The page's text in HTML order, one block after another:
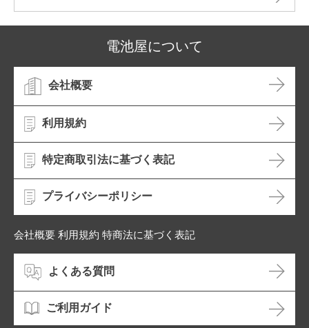
電池屋について
会社概要
利用規約
特定商取引法に基づく表記
プライバシーポリシー
会社概要 利用規約 特商法に基づく表記
よくある質問
ご利用ガイド